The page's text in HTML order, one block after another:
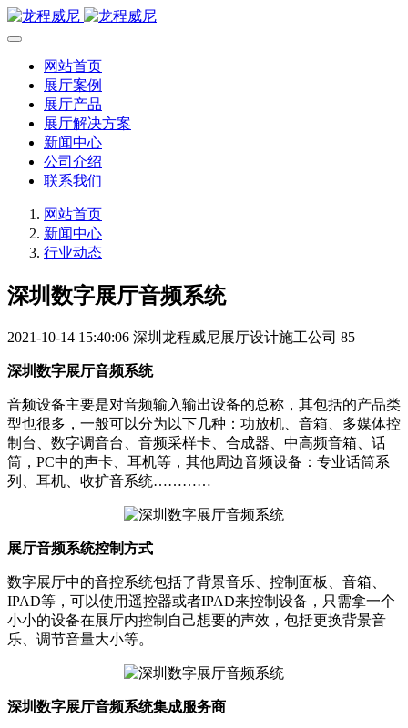
网站首页
展厅案例
展厅产品
展厅解决方案
新闻中心
公司介绍
联系我们
网站首页
新闻中心
行业动态
深圳数字展厅音频系统
2021-10-14 15:40:06 深圳龙程威尼展厅设计施工公司 85
深圳数字展厅音频系统
音频设备主要是对音频输入输出设备的总称，其包括的产品类
型也很多，一般可以分为以下几种：功放机、音箱、多媒体控
制台、数字调音台、音频采样卡、合成器、中高频音箱、话
筒，PC中的声卡、耳机等，其他周边音频设备：专业话筒系
列、耳机、收扩音系统…………
展厅音频系统控制方式
数字展厅中的音控系统包括了背景音乐、控制面板、音箱、
IPAD等，可以使用遥控器或者IPAD来控制设备，只需拿一个
小小的设备在展厅内控制自己想要的声效，包括更换背景音
乐、调节音量大小等。
深圳数字展厅音频系统集成服务商